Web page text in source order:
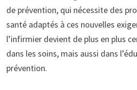
de prévention, qui nécessite des
santé adaptés à ces nouvelles
l’infirmier devient de plus en plus
dans les soins, mais aussi dans
prévention.